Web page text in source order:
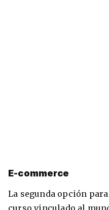
E-commerce
La segunda opción